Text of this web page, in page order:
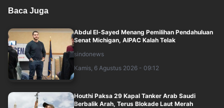
Baca Juga
Abdul El-Sayed Menang Pemilihan Pendahuluan
Senat Michigan, AIPAC Kalah Telak
sindonews
Kamis, 6 Agustus 2026 - 09:12
Houthi Paksa 29 Kapal Tanker Arab Saudi
Berbalik Arah, Terus Blokade Laut Merah